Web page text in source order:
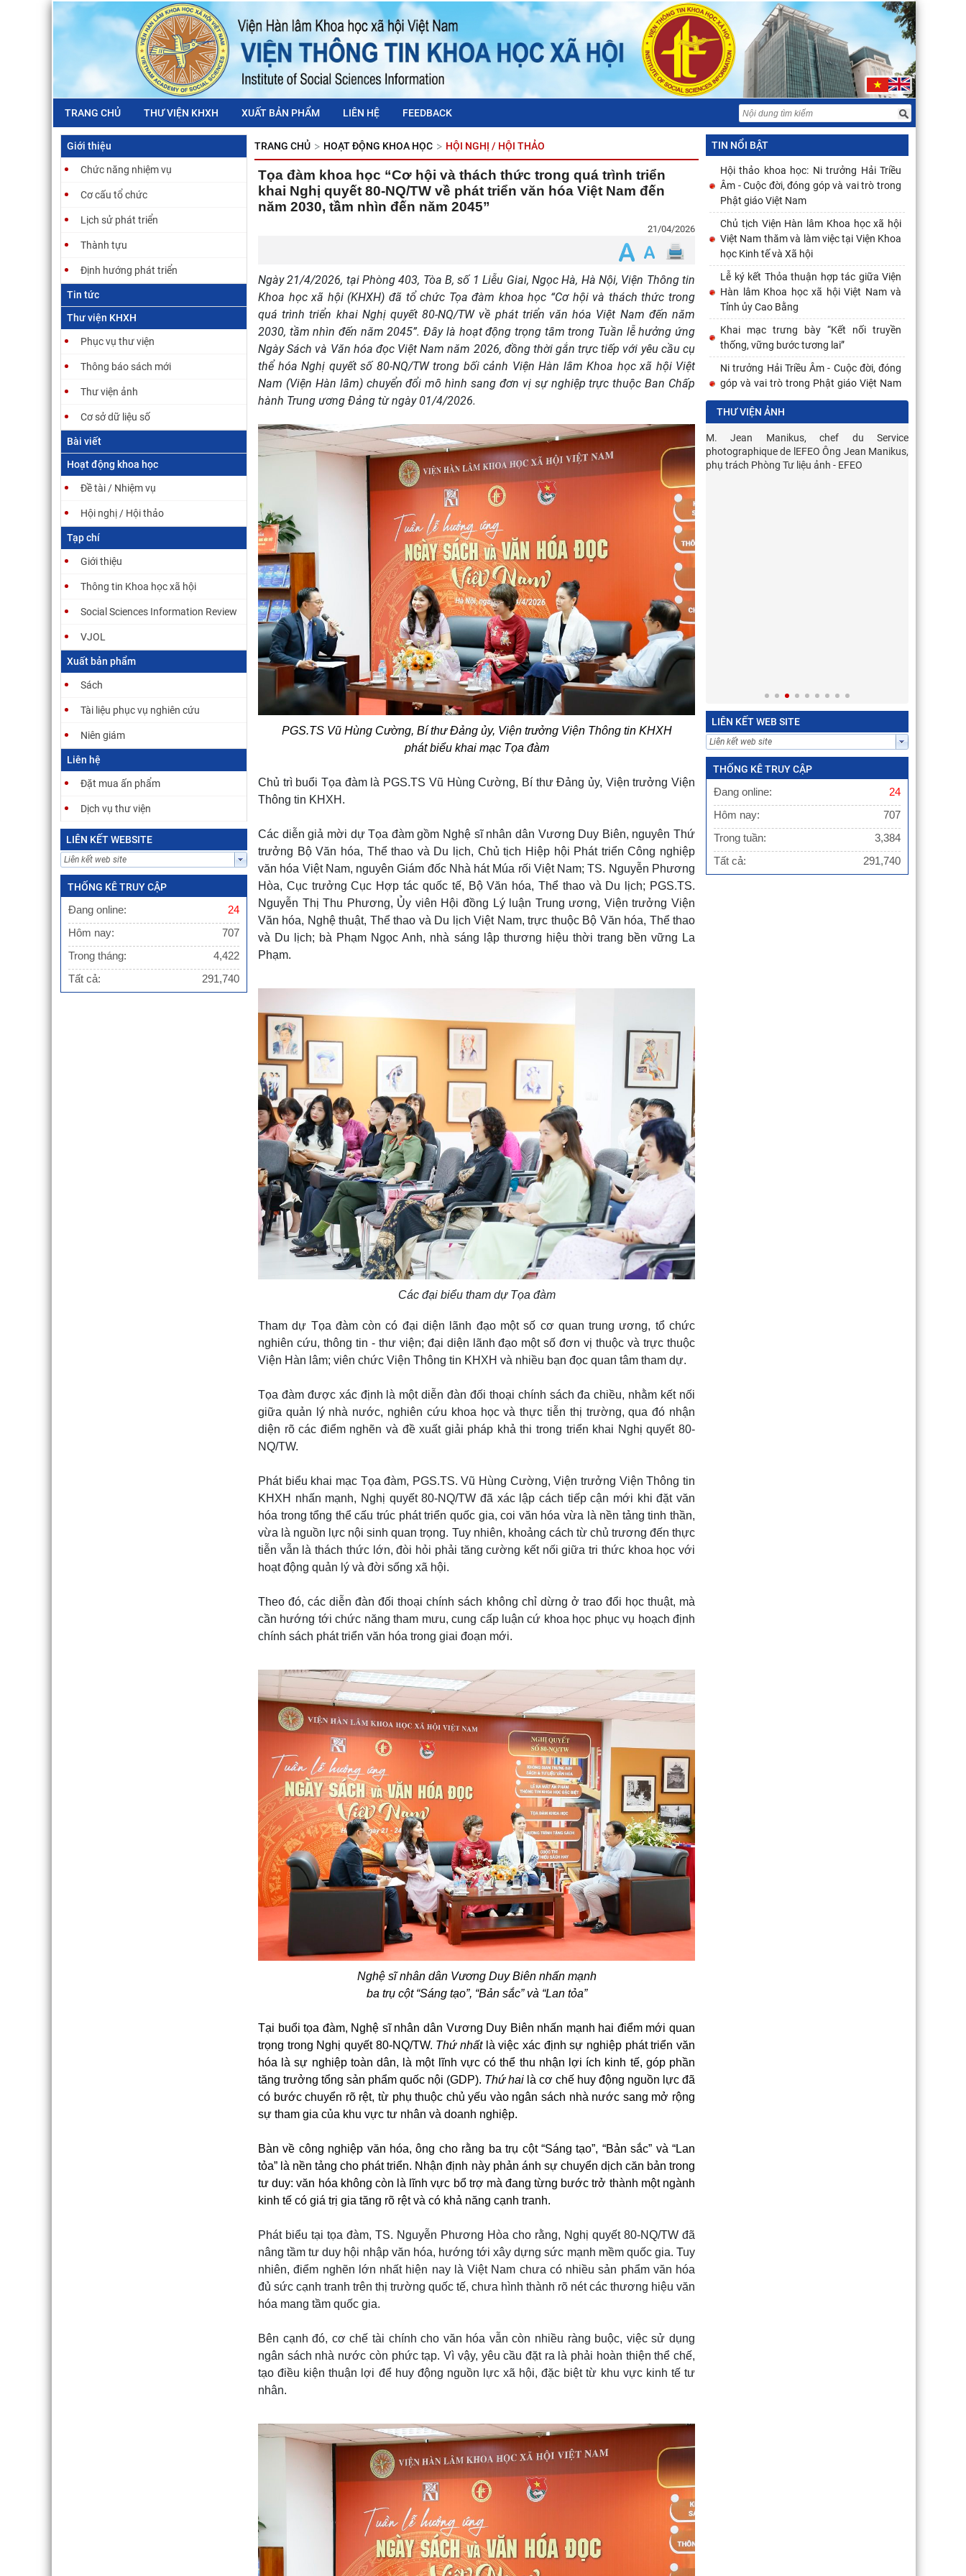
TRANG CHỦ THƯ VIỆN KHXH XUẤT BẢN PHẨM LIÊN HỆ FEEDBACK
Giới thiệu
Chức năng nhiệm vụ
Cơ cấu tổ chức
Lịch sử phát triển
Thành tựu
Định hướng phát triển
Tin tức
Thư viện KHXH
Phục vụ thư viện
Thông báo sách mới
Thư viện ảnh
Cơ sở dữ liệu số
Bài viết
Hoạt động khoa học
Đề tài / Nhiệm vụ
Hội nghị / Hội thảo
Tạp chí
Giới thiệu
Thông tin Khoa học xã hội
Social Sciences Information Review
VJOL
Xuất bản phẩm
Sách
Tài liệu phục vụ nghiên cứu
Niên giám
Liên hệ
Đặt mua ấn phẩm
Dịch vụ thư viện
LIÊN KẾT WEBSITE
THỐNG KÊ TRUY CẬP
Đang online:
24
Hôm nay:
707
Trong tháng:
4,422
Tất cả:
291,740
TRANG CHỦ HOẠT ĐỘNG KHOA HỌC HỘI NGHỊ / HỘI THẢO
Tọa đàm khoa học “Cơ hội và thách thức trong quá trình triển
khai Nghị quyết 80-NQ/TW về phát triển văn hóa Việt Nam đến
năm 2030, tầm nhìn đến năm 2045”
21/04/2026
Ngày 21/4/2026, tại Phòng 403, Tòa B, số 1 Liễu Giai, Ngọc Hà, Hà Nội, Viện Thông tin
Khoa học xã hội (KHXH) đã tổ chức Tọa đàm khoa học “Cơ hội và thách thức trong
quá trình triển khai Nghị quyết 80-NQ/TW về phát triển văn hóa Việt Nam đến năm
2030, tầm nhìn đến năm 2045”. Đây là hoạt động trọng tâm trong Tuần lễ hưởng ứng
Ngày Sách và Văn hóa đọc Việt Nam năm 2026, đồng thời gắn trực tiếp với yêu cầu cụ
thể hóa Nghị quyết số 80-NQ/TW trong bối cảnh Viện Hàn lâm Khoa học xã hội Việt
Nam (Viện Hàn lâm) chuyển đổi mô hình sang đơn vị sự nghiệp trực thuộc Ban Chấp
hành Trung ương Đảng từ ngày 01/4/2026.
PGS.TS Vũ Hùng Cường, Bí thư Đảng ủy, Viện trưởng Viện Thông tin KHXH
phát biểu khai mạc Tọa đàm
Chủ trì buổi Tọa đàm là PGS.TS Vũ Hùng Cường, Bí thư Đảng ủy, Viện trưởng Viện
Thông tin KHXH.
Các diễn giả mời dự Tọa đàm gồm Nghệ sĩ nhân dân Vương Duy Biên, nguyên Thứ
trưởng Bộ Văn hóa, Thể thao và Du lịch, Chủ tịch Hiệp hội Phát triển Công nghiệp
văn hóa Việt Nam, nguyên Giám đốc Nhà hát Múa rối Việt Nam; TS. Nguyễn Phương
Hòa, Cục trưởng Cục Hợp tác quốc tế, Bộ Văn hóa, Thể thao và Du lịch; PGS.TS.
Nguyễn Thị Thu Phương, Ủy viên Hội đồng Lý luận Trung ương, Viện trưởng Viện
Văn hóa, Nghệ thuật, Thể thao và Du lịch Việt Nam, trực thuộc Bộ Văn hóa, Thể thao
và Du lịch; bà Phạm Ngọc Anh, nhà sáng lập thương hiệu thời trang bền vững La
Phạm.
Các đại biểu tham dự Tọa đàm
Tham dự Tọa đàm còn có đại diện lãnh đạo một số cơ quan trung ương, tổ chức
nghiên cứu, thông tin - thư viện; đại diện lãnh đạo một số đơn vị thuộc và trực thuộc
Viện Hàn lâm; viên chức Viện Thông tin KHXH và nhiều bạn đọc quan tâm tham dự.
Tọa đàm được xác định là một diễn đàn đối thoại chính sách đa chiều, nhằm kết nối
giữa quản lý nhà nước, nghiên cứu khoa học và thực tiễn thị trường, qua đó nhận
diện rõ các điểm nghẽn và đề xuất giải pháp khả thi trong triển khai Nghị quyết 80-
NQ/TW.
Phát biểu khai mạc Tọa đàm, PGS.TS. Vũ Hùng Cường, Viện trưởng Viện Thông tin
KHXH nhấn mạnh, Nghị quyết 80-NQ/TW đã xác lập cách tiếp cận mới khi đặt văn
hóa trong tổng thể cấu trúc phát triển quốc gia, coi văn hóa vừa là nền tảng tinh thần,
vừa là nguồn lực nội sinh quan trọng. Tuy nhiên, khoảng cách từ chủ trương đến thực
tiễn vẫn là thách thức lớn, đòi hỏi phải tăng cường kết nối giữa tri thức khoa học với
hoạt động quản lý và đời sống xã hội.
Theo đó, các diễn đàn đối thoại chính sách không chỉ dừng ở trao đổi học thuật, mà
cần hướng tới chức năng tham mưu, cung cấp luận cứ khoa học phục vụ hoạch định
chính sách phát triển văn hóa trong giai đoạn mới.
Nghệ sĩ nhân dân Vương Duy Biên nhấn mạnh
ba trụ cột “Sáng tạo”, “Bản sắc” và “Lan tỏa”
Tại buổi tọa đàm, Nghệ sĩ nhân dân Vương Duy Biên nhấn mạnh hai điểm mới quan
trọng trong Nghị quyết 80-NQ/TW. Thứ nhấtlà việc xác định sự nghiệp phát triển văn
hóa là sự nghiệp toàn dân, là một lĩnh vực có thể thu nhận lợi ích kinh tế, góp phần
tăng trưởng tổng sản phẩm quốc nội (GDP). Thứ hai là cơ chế huy động nguồn lực đã
có bước chuyển rõ rệt, từ phụ thuộc chủ yếu vào ngân sách nhà nước sang mở rộng
sự tham gia của khu vực tư nhân và doanh nghiệp.
Bàn về công nghiệp văn hóa, ông cho rằng ba trụ cột “Sáng tạo”, “Bản sắc” và “Lan
tỏa” là nền tảng cho phát triển. Nhận định này phản ánh sự chuyển dịch căn bản trong
tư duy: văn hóa không còn là lĩnh vực bổ trợ mà đang từng bước trở thành một ngành
kinh tế có giá trị gia tăng rõ rệt và có khả năng cạnh tranh.
Phát biểu tại tọa đàm, TS. Nguyễn Phương Hòa cho rằng, Nghị quyết 80-NQ/TW đã
nâng tầm tư duy hội nhập văn hóa, hướng tới xây dựng sức mạnh mềm quốc gia. Tuy
nhiên, điểm nghẽn lớn nhất hiện nay là Việt Nam chưa có nhiều sản phẩm văn hóa
đủ sức cạnh tranh trên thị trường quốc tế, chưa hình thành rõ nét các thương hiệu văn
hóa mang tầm quốc gia.
Bên cạnh đó, cơ chế tài chính cho văn hóa vẫn còn nhiều ràng buộc, việc sử dụng
ngân sách nhà nước còn phức tạp. Vì vậy, yêu cầu đặt ra là phải hoàn thiện thể chế,
tạo điều kiện thuận lợi để huy động nguồn lực xã hội, đặc biệt từ khu vực kinh tế tư
nhân.
TIN NỔI BẬT
Hội thảo khoa học: Ni trưởng Hải Triều
Âm - Cuộc đời, đóng góp và vai trò trong
Phật giáo Việt Nam
Chủ tịch Viện Hàn lâm Khoa học xã hội
Việt Nam thăm và làm việc tại Viện Khoa
học Kinh tế và Xã hội
Lễ ký kết Thỏa thuận hợp tác giữa Viện
Hàn lâm Khoa học xã hội Việt Nam và
Tỉnh ủy Cao Bằng
Khai mạc trưng bày “Kết nối truyền
thống, vững bước tương lai”
Ni trưởng Hải Triều Âm - Cuộc đời, đóng
góp và vai trò trong Phật giáo Việt Nam
đương đại
Thường trực Hội đồng Lý luận Trung
ương làm việc với Tiểu ban Văn hóa - Xã
hội - Văn học, nghệ
Đảng ủy Viện Hàn lâm Khoa học xã hội
THƯ VIỆN ẢNH
Cổ Pháp (Hà Nội),
Kĩ thuật ảnh
Orient (Hanoi),
et son laboratoire
Bayon (Angkor, Cambodge), tours à visages
du 2e et du 3e étage Tượng 4 mặt ở tầng 2 và
3 đền Bayon (Angkor, Campuchia)
(EFEO_CAM01617)
La nouvelle bibliothèque et la façade
principale du siège de lEFEO, au n° 26
boulevard Carreau, inaugurée en 1943
(actuelle rue Ly Thuong Kiet), Hanoi Thư viện
mới và mặt chính trụ sở EFEO, số 26 đại lộ
Carreau, khánh thành năm 1943 (nay là phố
Lý Thường Kiệt), Hà Nội
Le service photographique de l’École
française d’Extrême-Orient : messieurs
Nguyễn Kim Thọ, Đinh Văn Nội et Jean
Manikus dans les locaux de la photothèque,
Hanoi, 1939 Phòng Tư liệu ảnh của Học viện
Viễn Đông Bác cổ Pháp: các ông Nguyễn Kim
Thọ, Đinh Văn Nội và Jean Manikus trong các
phòng chuyên môn của kho ảnh, Hà Nội,
1939
M. Jean Manikus, chef du Service
photographique de lEFEO Ông Jean Manikus,
phụ trách Phòng Tư liệu ảnh - EFEO
LIÊN KẾT WEB SITE
THỐNG KÊ TRUY CẬP
Đang online:
24
Hôm nay:
707
Trong tuần:
3,384
Tất cả:
291,740